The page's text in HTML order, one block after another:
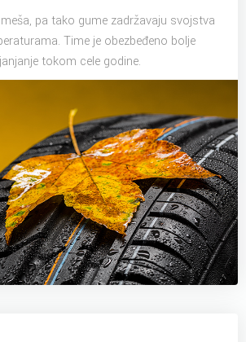
pa tako gume zadržavaju svojstva
Time je obezbeđeno bolje
tokom cele godine.